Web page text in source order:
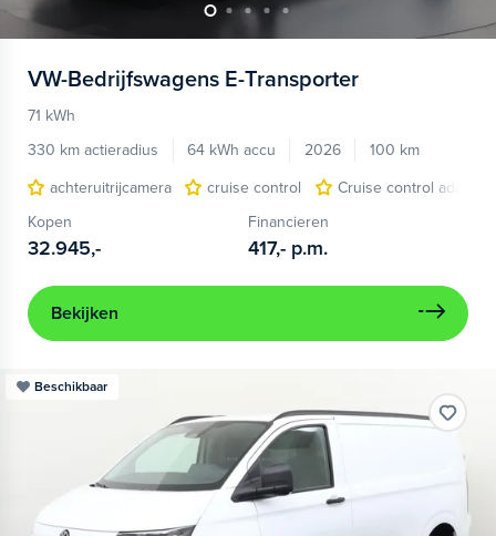
VW-Bedrijfswagens E-Transporter
71 kWh
330 km actieradius
64 kWh accu 2026
100 km
achteruitrijcamera
cruise control
Cruise control adaptief
Kopen
32.945,-
Financieren
417,- p.m.
Bekijken
Beschikbaar